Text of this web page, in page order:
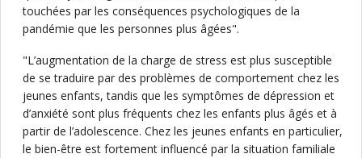
touchées par les conséquences psychologiques de la
pandémie que les personnes plus âgées".
"L’augmentation de la charge de stress est plus susceptible
de se traduire par des problèmes de comportement chez les
jeunes enfants, tandis que les symptômes de dépression et
d’anxiété sont plus fréquents chez les enfants plus âgés et à
partir de l’adolescence. Chez les jeunes enfants en particulier,
le bien-être est fortement influencé par la situation familiale